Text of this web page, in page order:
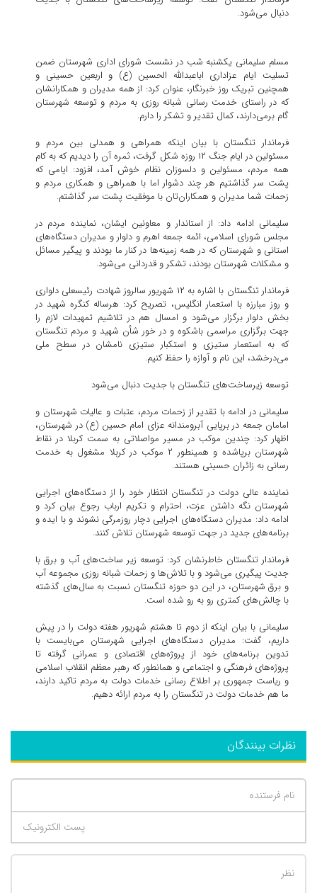
دنبال می‌شود.
مسلم سلیمانی یکشنبه شب در نشست شورای اداری شهرستان ضمن
تسلیت ایام عزاداری اباعبدالله الحسین (ع) و اربعین حسینی و
همچنین تبریک روز خبرنگار، عنوان کرد: از همه مدیران و همکارانشان
که در راستای خدمت رسانی شبانه روزی به مردم و توسعه شهرستان
گام برمی‌دارند، کمال تقدیر و تشکر را دارم.
فرماندار تنگستان با بیان اینکه همراهی و همدلی بین مردم و
مسئولین در ایام جنگ ۱۲ روزه شکل گرفت، ثمره آن را دیدیم که به کام
همه مردم، مسئولین و دلسوزان نظام خوش آمد، افزود: ایامی که
پشت سر گذاشتیم هر چند دشوار اما با همراهی و همکاری مردم و
زحمات شما مدیران و همکاران‌تان با موفقیت پشت سر گذاشتم.
سلیمانی ادامه داد: از استاندار و معاونین ایشان، نماینده مردم در
مجلس شورای اسلامی، ائمه جمعه اهرم و دلوار و مدیران دستگاه‌های
استانی و شهرستان که در همه زمینه‌ها در کنار ما بودند و پیگیر مسائل
و مشکلات شهرستان بودند، تشکر و قدردانی می‌شود.
فرماندار تنگستان با اشاره به ۱۲ شهریور سالروز شهادت رئیسعلی دلواری
و روز مبارزه با استعمار انگلیس، تصریح کرد: هرساله کنگره شهید در
بخش دلوار برگزار می‌شود و امسال هم در تلاشیم تمهیدات لازم را
جهت برگزاری مراسمی باشکوه و در خور شأن شهید و مردم تنگستان
که به استعمار ستیزی و استکبار ستیزی نامشان در سطح ملی
می‌درخشد، این نام و آوازه را حفظ کنیم.
توسعه زیرساخت‌های تنگستان با جدیت دنبال می‌شود
سلیمانی در ادامه با تقدیر از زحمات مردم، عتبات و عالیات شهرستان و
امامان جمعه در برپایی آبرومندانه عزای امام حسین (ع) در شهرستان،
اظهار کرد: چندین موکب در مسیر مواصلاتی به سمت کربلا در نقاط
شهرستان برپاشده و همینطور ۲ موکب در کربلا مشغول به خدمت
رسانی به زائران حسینی هستند.
نماینده عالی دولت در تنگستان انتظار خود را از دستگاه‌های اجرایی
شهرستان نگه داشتن عزت، احترام و تکریم ارباب رجوع بیان کرد و
ادامه داد: مدیران دستگاه‌های اجرایی دچار روزمرگی نشوند و با ایده و
برنامه‌های جدید در جهت توسعه شهرستان تلاش کنند.
فرماندار تنگستان خاطرنشان کرد: توسعه زیر ساخت‌های آب و برق با
جدیت پیگیری می‌شود و با تلاش‌ها و زحمات شبانه روزی مجموعه آب
و برق شهرستان، در این دو حوزه تنگستان نسبت به سال‌های گذشته
با چالش‌های کمتری رو به رو شده است.
سلیمانی با بیان اینکه از دوم تا هشتم شهریور هفته دولت را در پیش
داریم، گفت: مدیران دستگاه‌های اجرایی شهرستان می‌بایست با
تدوین برنامه‌های خود از پروژه‌های اقتصادی و عمرانی گرفته تا
پروژه‌های فرهنگی و اجتماعی و همانطور که رهبر معظم انقلاب اسلامی
و ریاست جمهوری بر اطلاع رسانی خدمات دولت به مردم تاکید دارند،
ما هم خدمات دولت در تنگستان را به مردم ارائه دهیم.
نظرات بینندگان